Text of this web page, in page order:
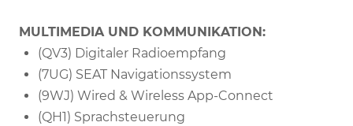
MULTIMEDIA UND KOMMUNIKATION:
(QV3) Digitaler Radioempfang
(7UG) SEAT Navigationssystem
(9WJ) Wired & Wireless App-Connect
(QH1) Sprachsteuerung